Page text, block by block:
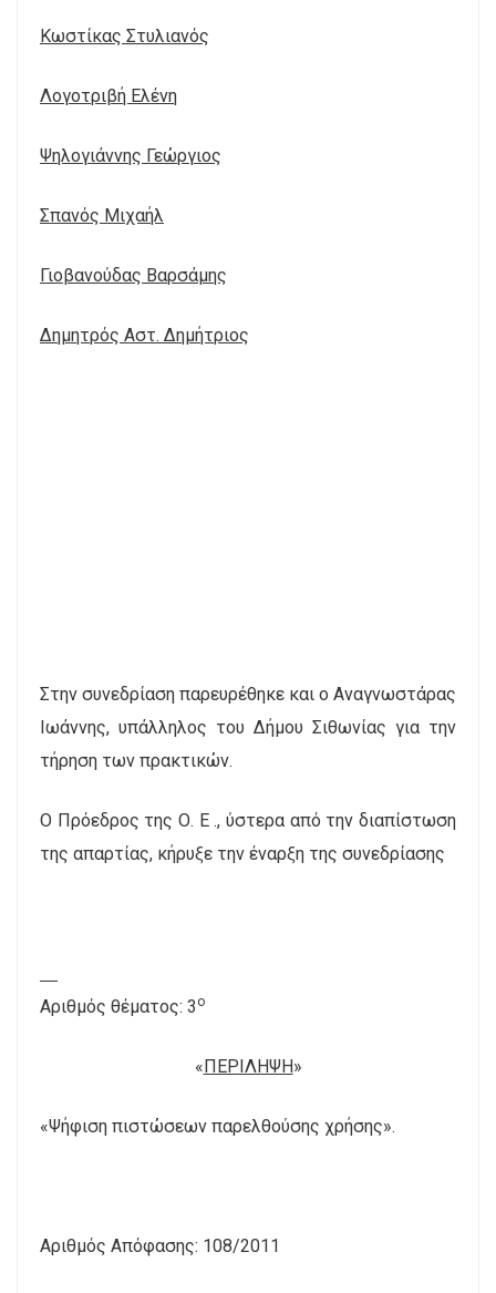
Κωστίκας Στυλιανός
Λογοτριβή Ελένη
Ψηλογιάννης Γεώργιος
Σπανός Μιχαήλ
Γιοβανούδας Βαρσάμης
Δημητρός Αστ. Δημήτριος
Στην συνεδρίαση παρευρέθηκε και ο Αναγνωστάρας
Ιωάννης, υπάλληλος του Δήμου Σιθωνίας για την
τήρηση των πρακτικών.
Ο Πρόεδρος της Ο. Ε ., ύστερα από την διαπίστωση
της απαρτίας, κήρυξε την έναρξη της συνεδρίασης
Αριθμός θέματος: 3 ο
«ΠΕΡΙΛΗΨΗ»
«Ψήφιση πιστώσεων παρελθούσης χρήσης».
Αριθμός Απόφασης: 108/2011